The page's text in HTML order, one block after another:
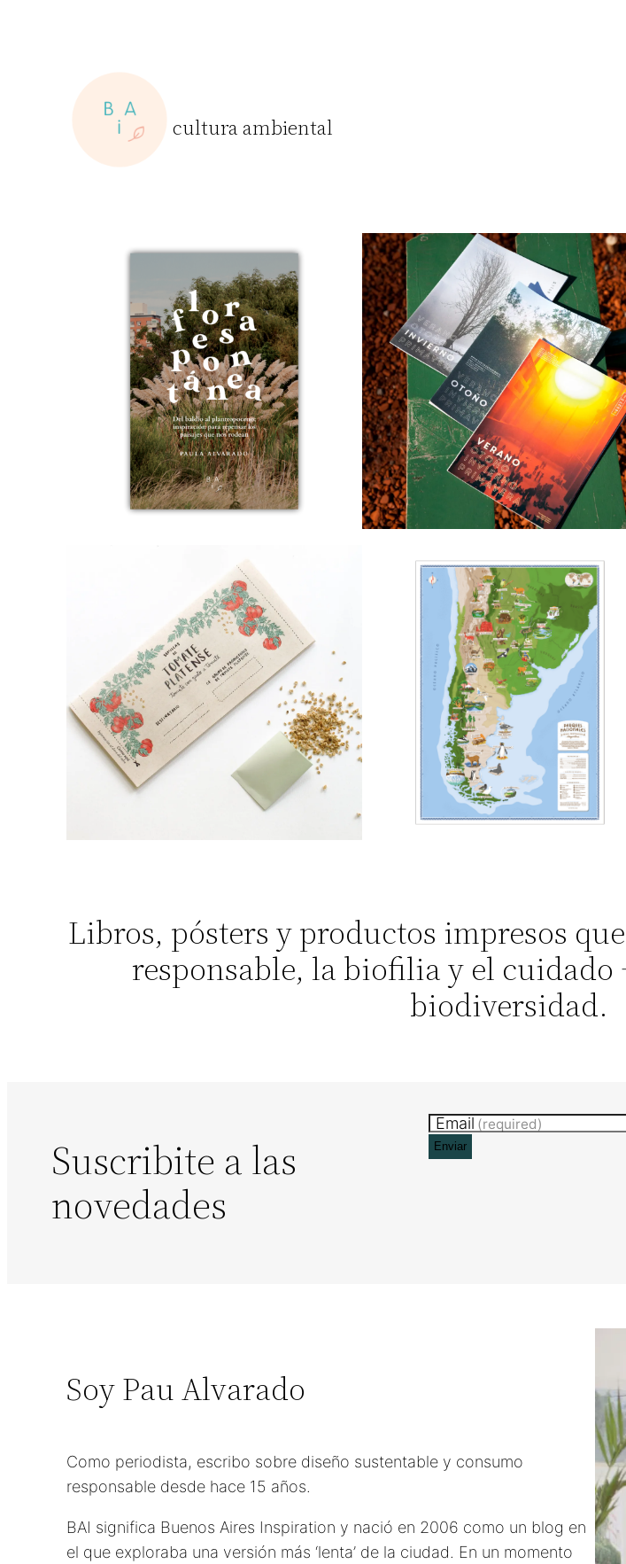
cultura ambiental
Libros, pósters y productos impresos
responsable, la biofilia y el
biodiversidad.
Suscribite a las
novedades
Email (required)
Enviar
Soy Pau Alvarado
Como periodista, escribo sobre diseño sustentable y consumo
responsable desde hace 15 años.
BAI significa Buenos Aires Inspiration y nació en 2006 como un blog en
el que exploraba una versión más ‘lenta’ de la ciudad. En un momento